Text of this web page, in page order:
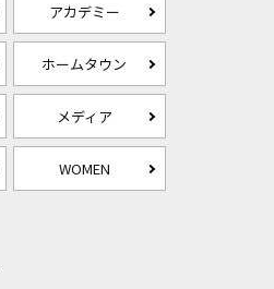
アカデミー
ホームタウン
メディア
WOMEN